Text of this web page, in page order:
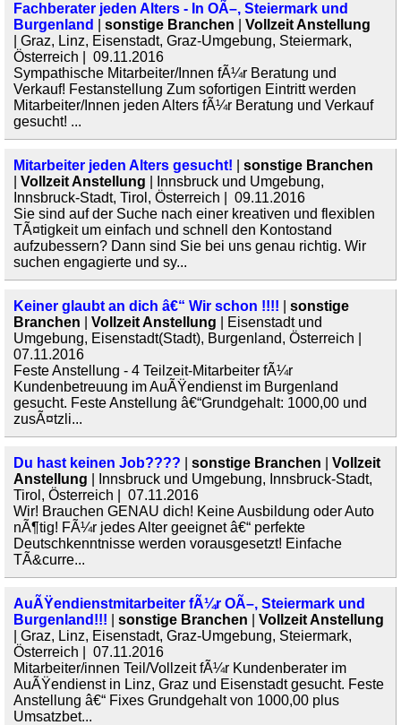
Fachberater jeden Alters - In OÃ–, Steiermark und
Burgenland
sonstige Branchen
Vollzeit Anstellung
| Graz, Linz, Eisenstadt, Graz-Umgebung, Steiermark,
Österreich | 09.11.2016
Sympathische Mitarbeiter/Innen fÃ¼r Beratung und
Verkauf! Festanstellung Zum sofortigen Eintritt werden
Mitarbeiter/Innen jeden Alters fÃ¼r Beratung und Verkauf
gesucht! ...
Mitarbeiter jeden Alters gesucht!
sonstige Branchen
Vollzeit Anstellung | Innsbruck und Umgebung,
Innsbruck-Stadt, Tirol, Österreich | 09.11.2016
Sie sind auf der Suche nach einer kreativen und flexiblen
TÃ¤tigkeit um einfach und schnell den Kontostand
aufzubessern? Dann sind Sie bei uns genau richtig. Wir
suchen engagierte und sy...
Keiner glaubt an dich â€“ Wir schon !!!!
sonstige
Branchen
Vollzeit Anstellung | Eisenstadt und
Umgebung, Eisenstadt(Stadt), Burgenland, Österreich |
07.11.2016
Feste Anstellung - 4 Teilzeit-Mitarbeiter fÃ¼r
Kundenbetreuung im AuÃŸendienst im Burgenland
gesucht. Feste Anstellung â€“Grundgehalt: 1000,00 und
zusÃ¤tzli...
Du hast keinen Job???? sonstige Branchen
Vollzeit
Anstellung | Innsbruck und Umgebung, Innsbruck-Stadt,
Tirol, Österreich | 07.11.2016
Wir! Brauchen GENAU dich! Keine Ausbildung oder Auto
nÃ¶tig! FÃ¼r jedes Alter geeignet â€“ perfekte
Deutschkenntnisse werden vorausgesetzt! Einfache
TÃ&curre...
AuÃŸendienstmitarbeiter fÃ¼r OÃ–, Steiermark und
Burgenland!!!
sonstige Branchen
Vollzeit Anstellung
| Graz, Linz, Eisenstadt, Graz-Umgebung, Steiermark,
Österreich | 07.11.2016
Mitarbeiter/innen Teil/Vollzeit fÃ¼r Kundenberater im
AuÃŸendienst in Linz, Graz und Eisenstadt gesucht. Feste
Anstellung â€“ Fixes Grundgehalt von 1000,00 plus
Umsatzbet...